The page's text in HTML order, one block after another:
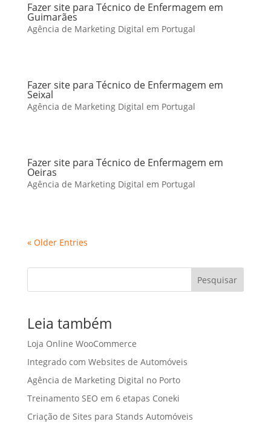
Fazer site para Técnico de Enfermagem em
Guimarães
Agência de Marketing Digital em Portugal
Fazer site para Técnico de Enfermagem em
Seixal
Agência de Marketing Digital em Portugal
Fazer site para Técnico de Enfermagem em
Oeiras
Agência de Marketing Digital em Portugal
« Older Entries
Pesquisar
Leia também
Loja Online WooCommerce
Integrado com Websites de Automóveis
Agência de Marketing Digital no Porto
Treinamento SEO em 6 etapas Coneki
Criação de Sites para Stands Automóveis